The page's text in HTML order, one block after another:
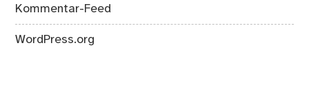
Kommentar-Feed
WordPress.org